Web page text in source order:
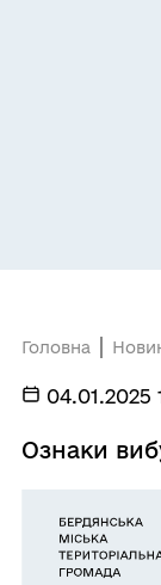
Головна
04.01.2025
Ознаки